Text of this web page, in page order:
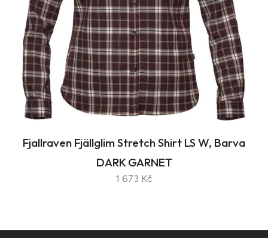
Fjallraven Fjällglim Stretch Shirt LS W, Barva
DARK GARNET
1 673 Kč